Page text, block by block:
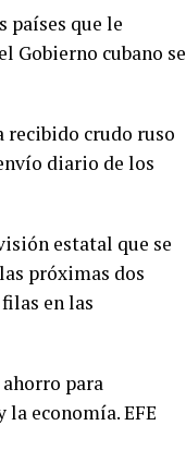
países que le
Gobierno cubano se
recibido crudo ruso
diario de los
estatal que se
próximas dos
en las
para
economía. EFE